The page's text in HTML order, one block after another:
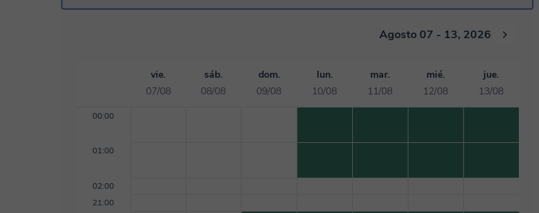
Agosto 07 - 13, 2026
vie.
07/08
sáb.
08/08
dom.
09/08
lun.
10/08
mar.
11/08
mié.
12/08
jue.
13/08
00:00
01:00
02:00
21:00